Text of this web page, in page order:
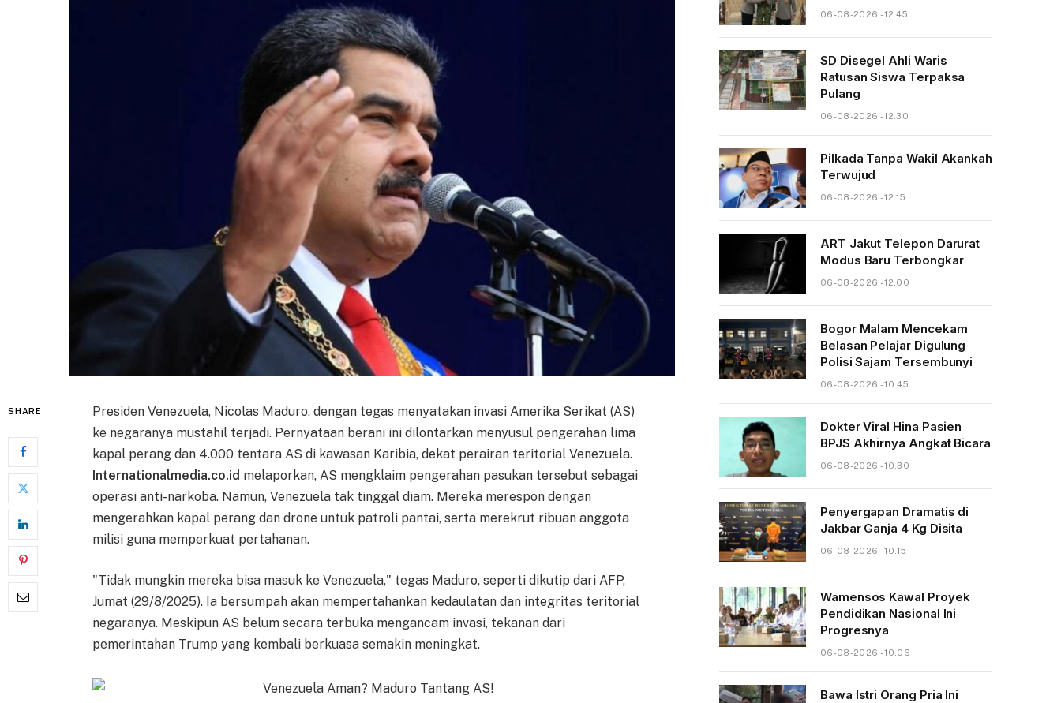
SHARE
Presiden Venezuela, Nicolas Maduro, dengan tegas menyatakan invasi Amerika Serikat (AS)
ke negaranya mustahil terjadi. Pernyataan berani ini dilontarkan menyusul pengerahan lima
kapal perang dan 4.000 tentara AS di kawasan Karibia, dekat perairan teritorial Venezuela.
Internationalmedia.co.id melaporkan, AS mengklaim pengerahan pasukan tersebut sebagai
operasi anti-narkoba. Namun, Venezuela tak tinggal diam. Mereka merespon dengan
mengerahkan kapal perang dan drone untuk patroli pantai, serta merekrut ribuan anggota
milisi guna memperkuat pertahanan.
"Tidak mungkin mereka bisa masuk ke Venezuela," tegas Maduro, seperti dikutip dari AFP,
Jumat (29/8/2025). Ia bersumpah akan mempertahankan kedaulatan dan integritas teritorial
negaranya. Meskipun AS belum secara terbuka mengancam invasi, tekanan dari
pemerintahan Trump yang kembali berkuasa semakin meningkat.
06-08-2026 - 12.45
SD Disegel Ahli Waris
Ratusan Siswa Terpaksa
Pulang
06-08-2026 - 12.30
Pilkada Tanpa Wakil Akankah
Terwujud
06-08-2026 - 12.15
ART Jakut Telepon Darurat
Modus Baru Terbongkar
06-08-2026 - 12.00
Bogor Malam Mencekam
Belasan Pelajar Digulung
Polisi Sajam Tersembunyi
06-08-2026 - 10.45
Dokter Viral Hina Pasien
BPJS Akhirnya Angkat Bicara
06-08-2026 - 10.30
Penyergapan Dramatis di
Jakbar Ganja 4 Kg Disita
06-08-2026 - 10.15
Wamensos Kawal Proyek
Pendidikan Nasional Ini
Progresnya
06-08-2026 - 10.06
Bawa Istri Orang Pria Ini